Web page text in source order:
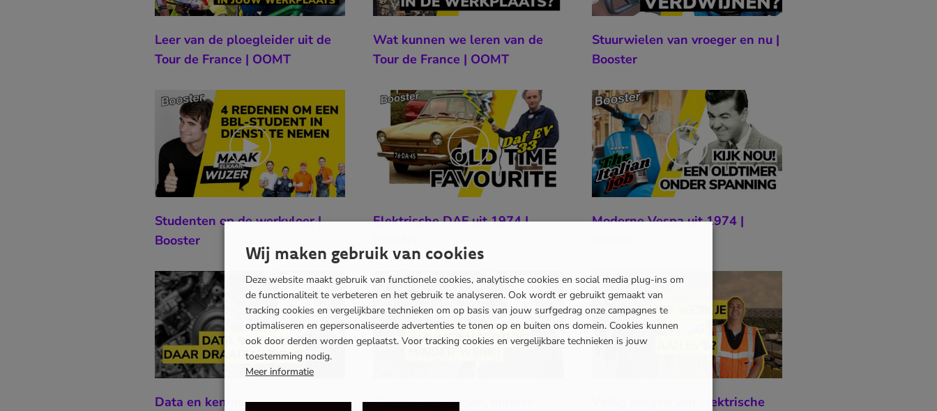
Leer van de ploegleider uit de
Tour de France | OOMT
Wat kunnen we leren van de
Tour de France | OOMT
Stuurwielen van vroeger en nu |
Booster
Studenten op de werkvloer |
Booster
Elektrische DAF uit 1974 |
Moderne Vespa uit 1974 |
Data en kennis
Slimme voertuigen, minder
Veilig bergen van elektrische
Wij maken gebruik van cookies
Deze website maakt gebruik van functionele cookies, analytische cookies en social media plug-ins om
de functionaliteit te verbeteren en het gebruik te analyseren. Ook wordt er gebruikt gemaakt van
tracking cookies en vergelijkbare technieken om op basis van jouw surfgedrag onze campagnes te
optimaliseren en gepersonaliseerde advertenties te tonen op en buiten ons domein. Cookies kunnen
ook door derden worden geplaatst. Voor tracking cookies en vergelijkbare technieken is jouw
toestemming nodig.
Meer informatie